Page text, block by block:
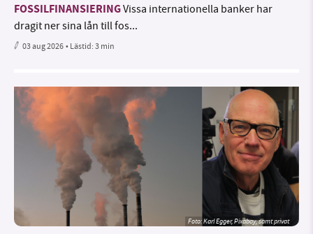
FOSSILFINANSIERINGVissa internationella banker har
dragit ner sina lån till fos...
03 aug 2026• Lästid:3 min
Foto:Karl Egger, Pixabay, samt privat